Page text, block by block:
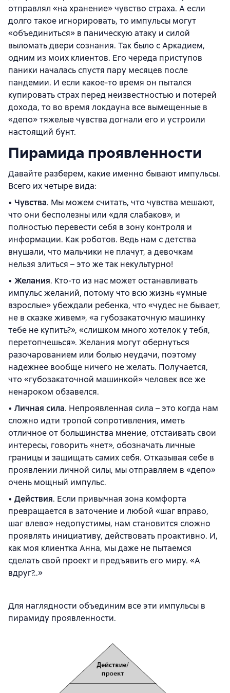
отправлял «на хранение» чувство страха. А если
долго такое игнорировать, то импульсы могут
«объединиться» в паническую атаку и силой
выломать двери сознания. Так было с Аркадием,
одним из моих клиентов. Его череда приступов
паники началась спустя пару месяцев после
пандемии. И если какое-то время он пытался
купировать страх перед неизвестностью и потерей
дохода, то во время локдауна все вымещенные в
«депо» тяжелые чувства догнали его и устроили
настоящий бунт.
Пирамида проявленности
Давайте разберем, какие именно бывают импульсы.
Всего их четыре вида:
• Чувства. Мы можем считать, что чувства мешают,
что они бесполезны или «для слабаков», и
полностью перевести себя в зону контроля и
информации. Как роботов. Ведь нам с детства
внушали, что мальчики не плачут, а девочкам
нельзя злиться – это же так некультурно!
• Желания. Кто-то из нас может останавливать
импульс желаний, потому что всю жизнь «умные
взрослые» убеждали ребенка, что «чудес не бывает,
не в сказке живем», «а губозакаточную машинку
тебе не купить?», «слишком много хотелок у тебя,
перетопчешься». Желания могут обернуться
разочарованием или болью неудачи, поэтому
надежнее вообще ничего не желать. Получается,
что «губозакаточной машинкой» человек все же
ненароком обзавелся.
• Личная сила. Непроявленная сила – это когда нам
сложно идти тропой сопротивления, иметь
отличное от большинства мнение, отстаивать свои
интересы, говорить «нет», обозначать личные
границы и защищать самих себя. Отказывая себе в
проявлении личной силы, мы отправляем в «депо»
очень мощный импульс.
• Действия. Если привычная зона комфорта
превращается в заточение и любой «шаг вправо,
шаг влево» недопустимы, нам становится сложно
проявлять инициативу, действовать проактивно. И,
как моя клиентка Анна, мы даже не пытаемся
сделать свой проект и предъявить его миру. «А
вдруг?..»
Для наглядности объединим все эти импульсы в
пирамиду проявленности.